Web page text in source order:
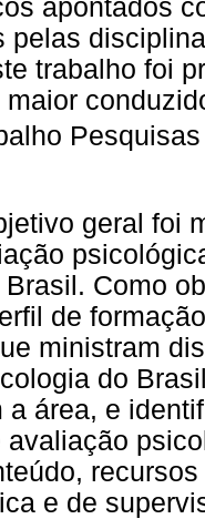
apontados
pelas
trabalho foi
geral foi
Como
de
ministram
do
a área, e
e de